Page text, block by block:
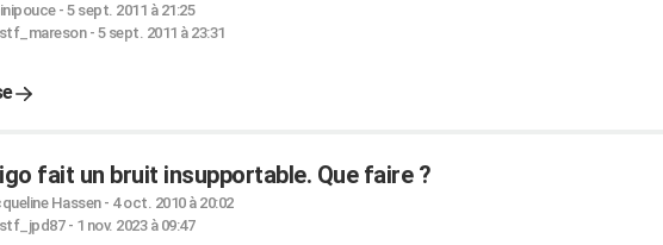
- 5 sept. 2011 à 21:25
stf_mareson- 5 sept. 2011 à 23:31
fait un bruit insupportable. Que faire ?
Hassen- 4 oct. 2010 à 20:02
stf_jpd87- 1 nov. 2023 à 09:47